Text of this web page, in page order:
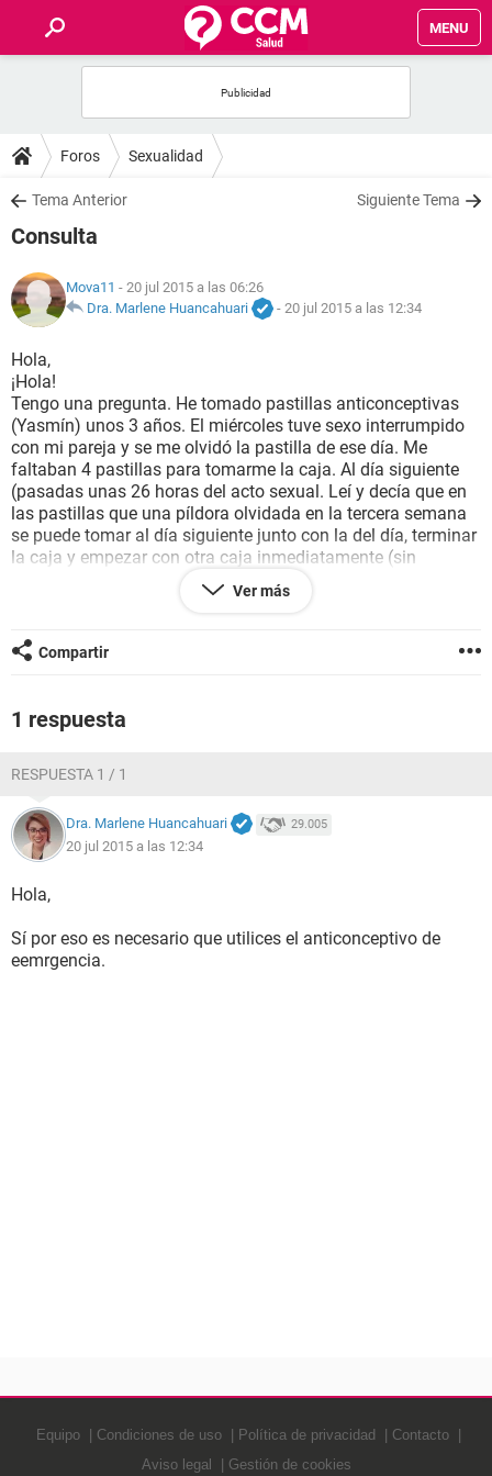
MENU
FOROS
SALUD
NUTRICIÓN
BIENESTAR
SEXUALIDAD
GLOSARIO
Foros Sexualidad
Tema Anterior Siguiente Tema
Consulta
Mova11 - 20 jul 2015 a las 06:26
Dra. Marlene Huancahuari
- 20 jul 2015 a las 12:34
Hola,
¡Hola!
Tengo una pregunta. He tomado pastillas anticonceptivas
(Yasmín) unos 3 años. El miércoles tuve sexo interrumpido
con mi pareja y se me olvidó la pastilla de ese día. Me
faltaban 4 pastillas para tomarme la caja. Al día siguiente
(pasadas unas 26 horas del acto sexual. Leí y decía que en
las pastillas que una píldora olvidada en la tercera semana
se puede tomar al día siguiente junto con la del día, terminar
la caja y empezar con otra caja inmediatamente (sin
interrupción). Eso es lo que hice.
La ovulación normalmente ocurre del día días 10 al 16 (más
¿Hay muchas probabilidades de embarazo o no? Estoy
asustada.
Ver más
Compartir
1 respuesta
RESPUESTA 1 / 1
Dra. Marlene Huancahuari 29.005
20 jul 2015 a las 12:34
Hola,
Sí por eso es necesario que utilices el anticonceptivo de
eemrgencia.
Equipo Condiciones de uso Política de privacidad
Contacto
Aviso legal
Gestión de cookies